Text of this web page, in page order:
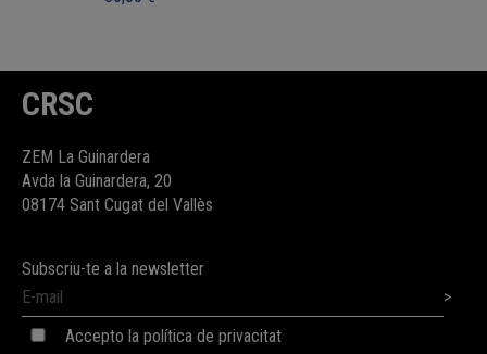
CRSC
ZEM La Guinardera
Avda la Guinardera, 20
08174 Sant Cugat del Vallès
Subscriu-te a la newsletter
Accepto la política de privacitat